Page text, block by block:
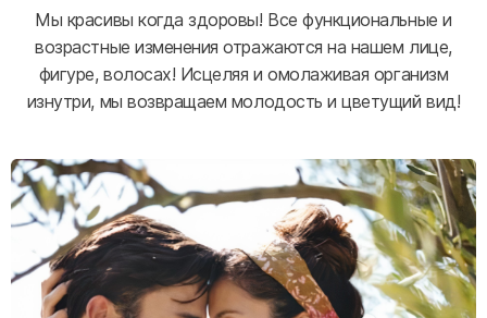
Мы красивы когда здоровы! Все функциональные и
возрастные изменения отражаются на нашем лице,
фигуре, волосах! Исцеляя и омолаживая организм
изнутри, мы возвращаем молодость и цветущий вид!